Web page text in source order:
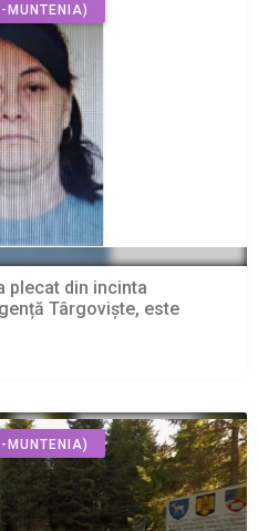
MUNTENIA)
plecat din incinta
Târgoviște, este
MUNTENIA)